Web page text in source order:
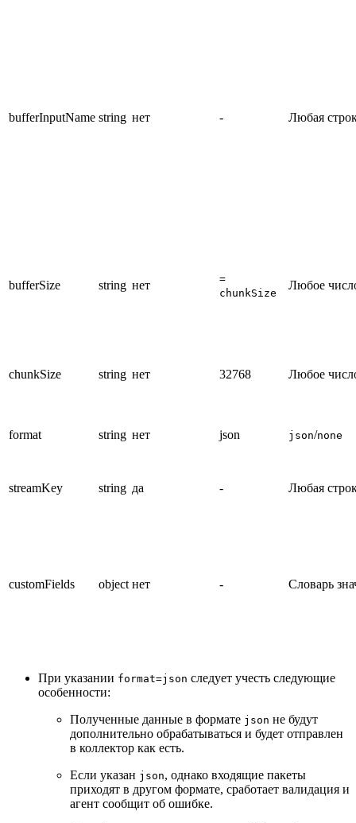
bufferInputName string нет - Любая
bufferSize string нет
=
chunkSize
Любое
chunkSize string нет 32768 Любое
format string нет json json/none
streamKey string да - Любая
customFields object нет - Словарь
При указании format=json следует учесть следующие
особенности:
Полученные данные в формате json не будут
дополнительно обрабатываться и будет отправлен
в коллектор как есть.
Если указан json, однако входящие пакеты
приходят в другом формате, сработает валидация и
агент сообщит об ошибке.